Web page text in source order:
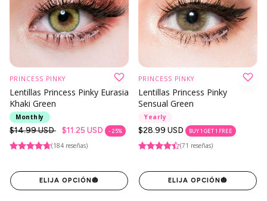
PRINCESS PINKY
Lentillas Princess Pinky Eurasia
Khaki Green
Monthly
Precio
regular
$14.99 USD $11.25 USD - 25%
(184 reseñas)
ELIJA OPCIÓN🎃
PRINCESS PINKY
Lentillas Princess Pinky
Sensual Green
Yearly
Precio
regular
$28.99 USD BUY 1 GET 1 FREE
(71 reseñas)
ELIJA OPCIÓN🎃